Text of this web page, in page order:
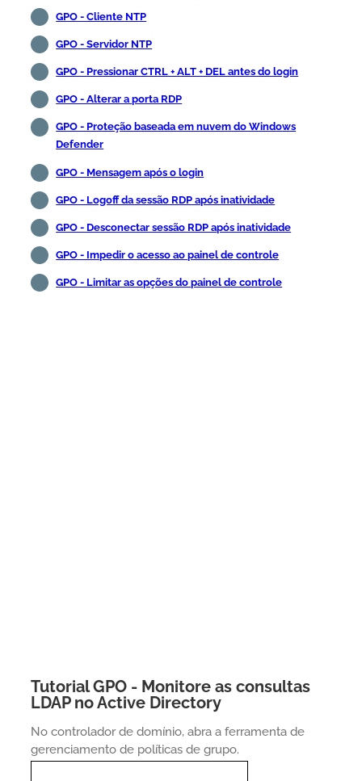
GPO - Cliente NTP
GPO - Servidor NTP
GPO - Pressionar CTRL + ALT + DEL antes do login
GPO - Alterar a porta RDP
GPO - Proteção baseada em nuvem do Windows
Defender
GPO - Mensagem após o login
GPO - Logoff da sessão RDP após inatividade
GPO - Desconectar sessão RDP após inatividade
GPO - Impedir o acesso ao painel de controle
GPO - Limitar as opções do painel de controle
Tutorial GPO - Monitore as consultas
LDAP no Active Directory
No controlador de domínio, abra a ferramenta de
gerenciamento de políticas de grupo.